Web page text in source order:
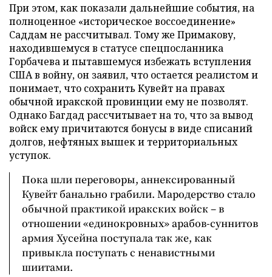
При этом, как показали дальнейшие события, на
полноценное «историческое воссоединение»
Саддам не рассчитывал. Тому же Примакову,
находившемуся в статусе спецпосланника
Горбачева и пытавшемуся избежать вступления
США в войну, он заявил, что остается реалистом и
понимает, что сохранить Кувейт на правах
обычной иракской провинции ему не позволят.
Однако Багдад рассчитывает на то, что за вывод
войск ему причитаются бонусы в виде списаний
долгов, нефтяных вышек и территориальных
уступок.
Пока шли переговоры, аннексированный
Кувейт банально грабили. Мародерство стало
обычной практикой иракских войск – в
отношении «единокровных» арабов-суннитов
армия Хусейна поступала так же, как
привыкла поступать с ненавистными
шиитами.